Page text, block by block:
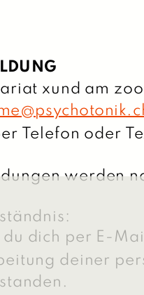
xund am
Telefon oder
werden
du dich per E-
deiner